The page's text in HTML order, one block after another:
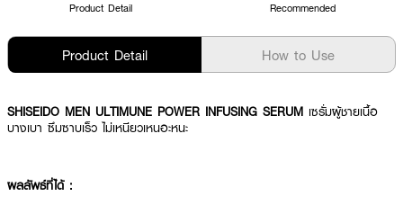
Product Detail Recommended
Product Detail How to Use
SHISEIDO MEN ULTIMUNE POWER INFUSING SERUM เซรั่มผู้ชายเนื้อ
บางเบา ซึมซาบเร็ว ไม่เหนียวเหนอะหนะ
ผลลัพธ์ที่ได้ :